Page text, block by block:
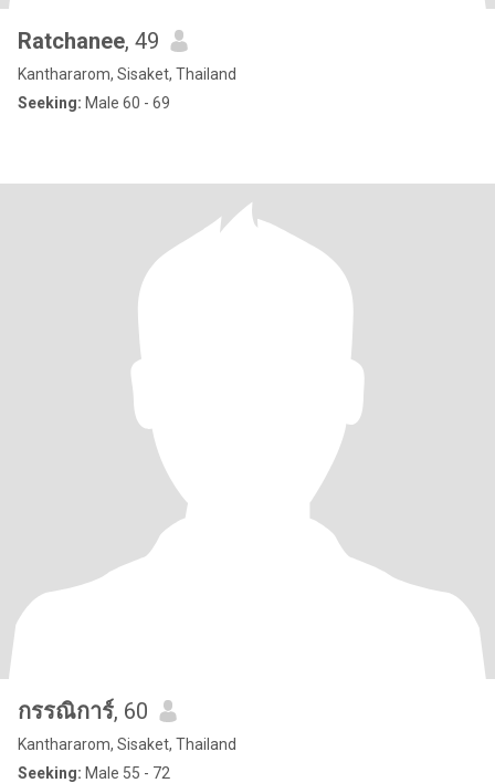
Ratchanee, 49
Kanthararom, Sisaket, Thailand
Seeking: Male 60 - 69
กรรณิการ์, 60
Kanthararom, Sisaket, Thailand
Seeking: Male 55 - 72